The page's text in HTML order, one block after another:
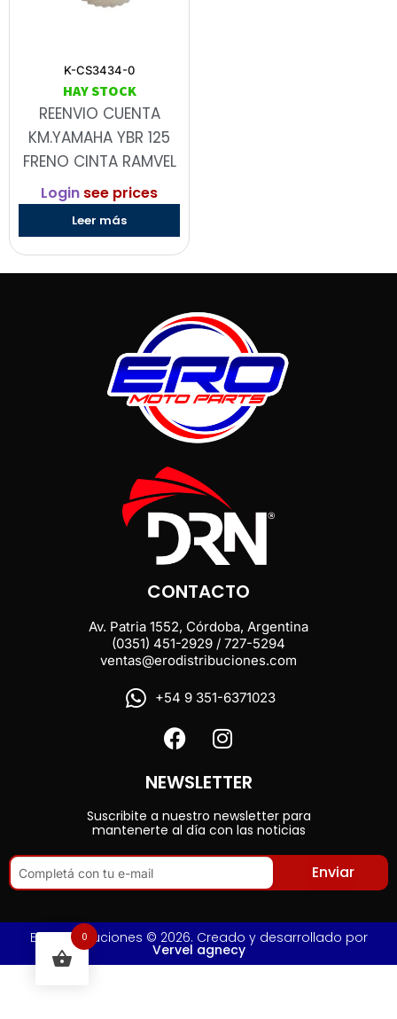
K-CS3434-0
HAY STOCK
REENVIO CUENTA
KM.YAMAHA YBR 125
FRENO CINTA RAMVEL
Login see prices
Leer más
CONTACTO
Av. Patria 1552, Córdoba, Argentina
(0351) 451-2929 / 727-5294
ventas@erodistribuciones.com
+54 9 351-6371023
NEWSLETTER
Suscribite a nuestro newsletter para
mantenerte al día con las noticias
Enviar
Ero Distribuciones © 2026. Creado y desarrollado por
Vervel agnecy
0